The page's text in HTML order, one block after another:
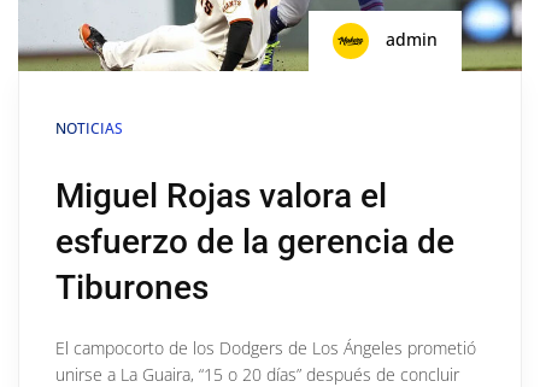
admin
NOTICIAS
Miguel Rojas valora el
esfuerzo de la gerencia de
Tiburones
El campocorto de los Dodgers de Los Ángeles prometió
unirse a La Guaira, “15 o 20 días” después de concluir